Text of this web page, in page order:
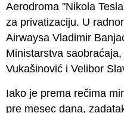
Aerodroma "Nikola
za privatizaciju. U
Airwaysa Vladimir
Ministarstva
Vukašinović i Velibor
Iako je prema rečima
pre mesec dana,